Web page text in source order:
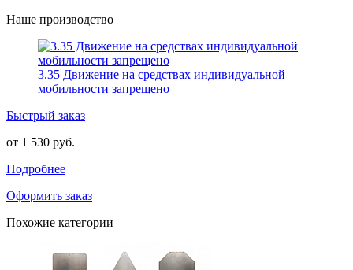
Наше производство
3.35 Движение на средствах индивидуальной
мобильности запрещено
Быстрый заказ
от 1 530 руб.
Подробнее
Оформить заказ
Похожие категории